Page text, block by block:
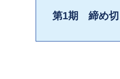
第1期 締め切